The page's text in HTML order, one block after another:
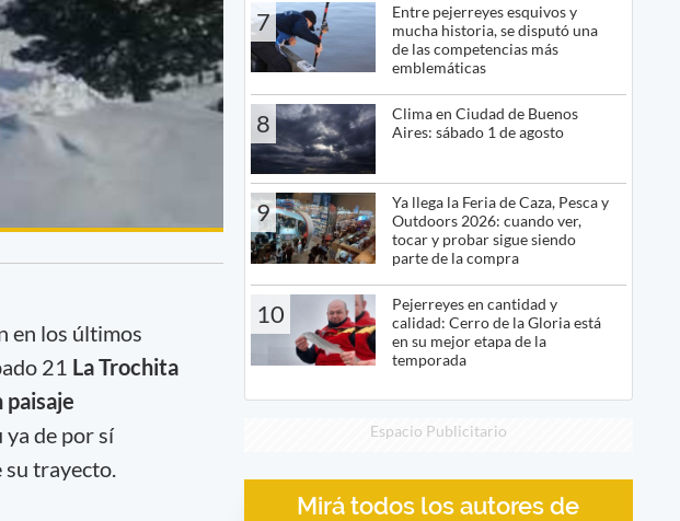
en los últimos
21 La Trochita
paisaje
ya de por sí
trayecto.
7
Entre pejerreyes esquivos y
mucha historia, se disputó una
de las competencias más
emblemáticas
8
Clima en Ciudad de Buenos
Aires: sábado 1 de agosto
9
Ya llega la Feria de Caza, Pesca y
Outdoors 2026: cuando ver,
tocar y probar sigue siendo
parte de la compra
10
Pejerreyes en cantidad y
calidad: Cerro de la Gloria está
en su mejor etapa de la
temporada
Espacio Publicitario
Mirá todos los autores de